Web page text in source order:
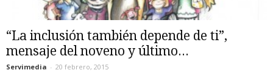
“La inclusión también depende de ti”,
mensaje del noveno y último...
Servimedia - 20 febrero, 2015